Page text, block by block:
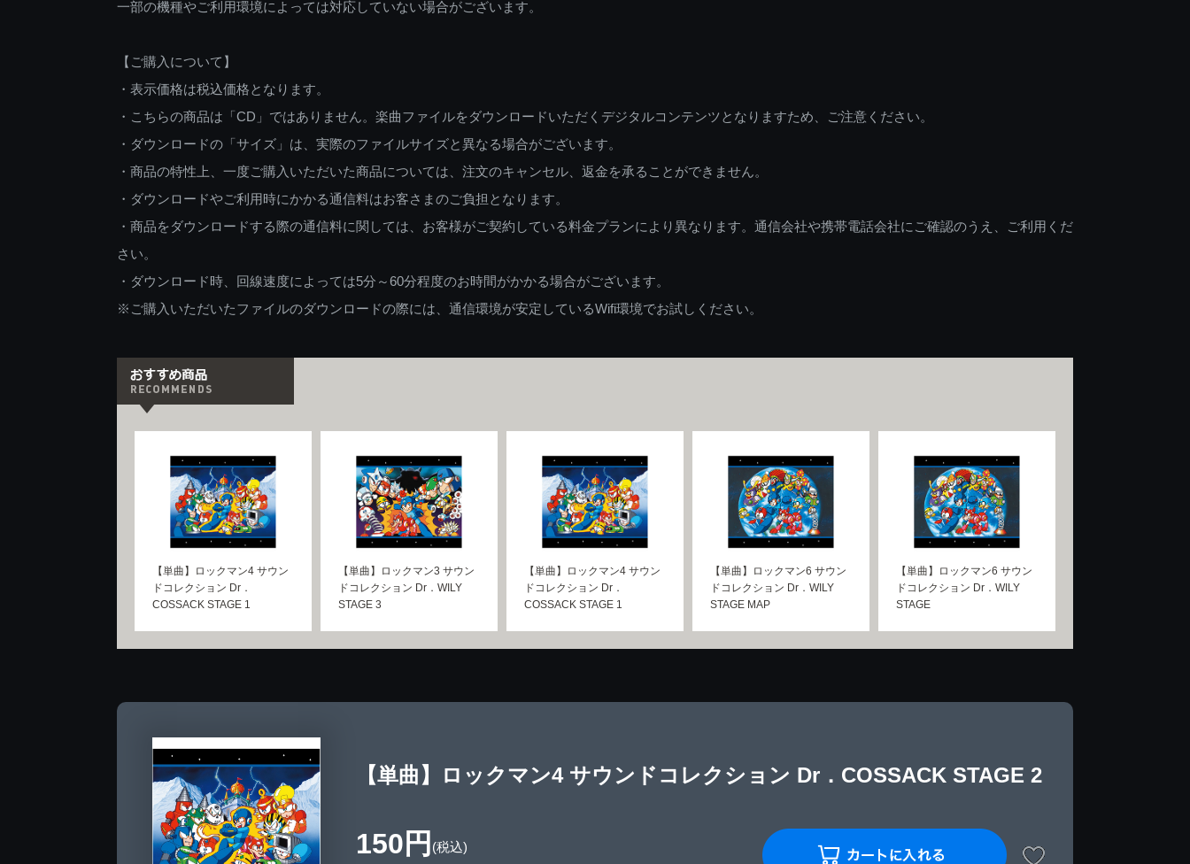
一部の機種やご利用環境によっては対応していない場合がございます。
【ご購入について】
・表示価格は税込価格となります。
・こちらの商品は「CD」ではありません。楽曲ファイルをダウンロードいただくデジタルコンテンツとなりますため、ご注意ください。
・ダウンロードの「サイズ」は、実際のファイルサイズと異なる場合がございます。
・商品の特性上、一度ご購入いただいた商品については、注文のキャンセル、返金を承ることができません。
・ダウンロードやご利用時にかかる通信料はお客さまのご負担となります。
・商品をダウンロードする際の通信料に関しては、お客様がご契約している料金プランにより異なります。通信会社や携帯電話会社にご確認のうえ、ご利用くだ
さい。
・ダウンロード時、回線速度によっては5分～60分程度のお時間がかかる場合がございます。
※ご購入いただいたファイルのダウンロードの際には、通信環境が安定しているWifi環境でお試しください。
【単曲】ロックマン4 サウン
ドコレクション Dr．
COSSACK STAGE 1
【単曲】ロックマン3 サウン
ドコレクション Dr．WILY
STAGE 3
【単曲】ロックマン4 サウン
ドコレクション Dr．
COSSACK STAGE 1
【単曲】ロックマン6 サウン
ドコレクション Dr．WILY
STAGE MAP
【単曲】ロックマン6 サウン
ドコレクション Dr．WILY
STAGE
【単曲】ロックマン4 サウンドコレクション Dr．COSSACK STAGE 2
150円 (税込)